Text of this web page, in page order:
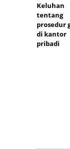
Keluhan
tentang
prosedur
di kantor
pribadi